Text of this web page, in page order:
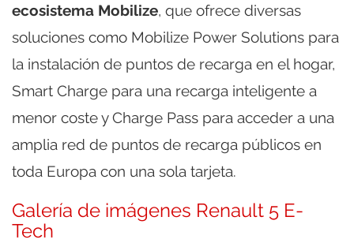
ecosistema Mobilize, que ofrece diversas
soluciones como Mobilize Power Solutions para
la instalación de puntos de recarga en el hogar,
Smart Charge para una recarga inteligente a
menor coste y Charge Pass para acceder a una
amplia red de puntos de recarga públicos en
toda Europa con una sola tarjeta.
Galería de imágenes Renault 5 E-
Tech